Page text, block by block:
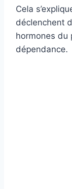
Cela
déclenchent
hormones du
dépendance.